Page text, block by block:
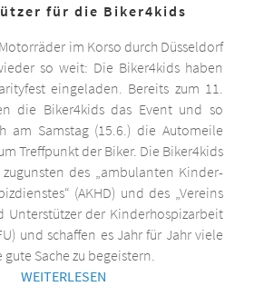
für die Biker4kids
im Korso durch Düsseldorf
so weit: Die Biker4kids haben
eingeladen. Bereits zum 11.
die Biker4kids das Event und so
am Samstag (15.6.) die Automeile
Treffpunkt der Biker. Die Biker4kids
des „ambulanten Kinder-
(AKHD) und des „Vereins
Unterstützer der Kinderhospizarbeit
und schaffen es Jahr für Jahr viele
Sache zu begeistern.
WEITERLESEN